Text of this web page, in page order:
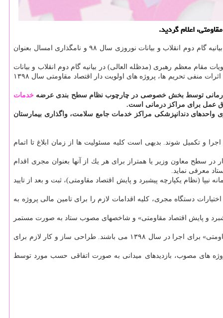
، معاون اول رئیس جمهور و رئیس ستاد فرماندهی اقتصاد مقاومتی در جهت اجرای منویات مقام معظم رهبری در بیانیه گام دوم انقلاب و بیانات نوروزی سال ۹۸ و نامگذاری امسال بعنوان
شماره ۸۵۰۰۱/ت ۵۲۴۴۲ ه مورخ ۳۱/۶/۱۳۹۴ هیات وزیران، در جهت اجرای منویات مقام معظم رهبری (مدظله العالی) در بیانیه گام دوم انقلاب و بیانات
نوروزی سال ۱۳۹۸كه توسط معظم له بعنوان سال «رونق تولید» نامگذاری شده است، با هدف مقاوم سازی اقتصاد كشور همراه با كاهش و خنثی سازی اثرات منفی تحریم ها، پروژه های اولویت دار اقتصاد مقاومتی سال ۱۳۹۸
درمانی توسط بخش خصوصی در چارچوب نظام سطح بندی عرضه خدمات
واحدهای دندانپزشكی مراكز خدمات جامع سلامت، واگذاری بیمارستان
و تكمیل شوند. بدیهی است كلیه مسئولیت ها از زمان ابلاغ تا اتمام
در سطح معاون وزیر یا همتراز برای هر یك از آنها بعنوان مجری اقدام
معرفی نماید.
منشور هر یك از پروژه ها را در سامانه نیپا (نظام یكپارچه پیشبرد و پایش اقتصاد مقاومتی)، ثبت و بعد از تایید
دستگاه مجری، كلیه اقدامات لازم را برای تامین مالی پروژه به
و پایش اقتصاد مقاومتی» و شاخصهای مصوب ستاد به صورت مستمر
۶) كلیه دستگاه های اجرایی موظف به انجام همكاریهای لازم با «دستگاه مجری» برای اجرای پروژه های اولویت دار «مصوب ستاد فرماندهی اقتصاد مقاومتی» برای اجرا در سال ۱۳۹۸ می باشند. طراحی ساز و كار لازم برای
های مصوب، بازدیدهای میدانی به صورت اتفاقی حسب مورد توسط